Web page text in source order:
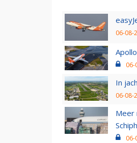
06-08-
06-
In
06-08-
Meer
06-